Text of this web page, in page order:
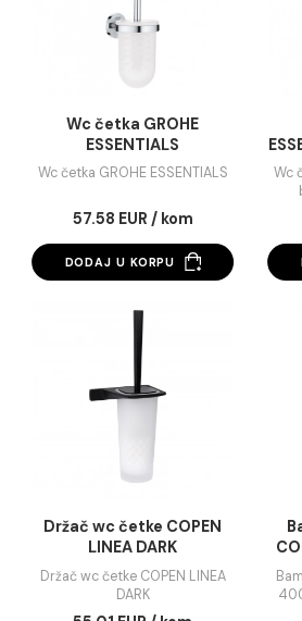
ESSENTIALS
Wc četka GROHE ESSENTIALS
DODAJ U KORPU